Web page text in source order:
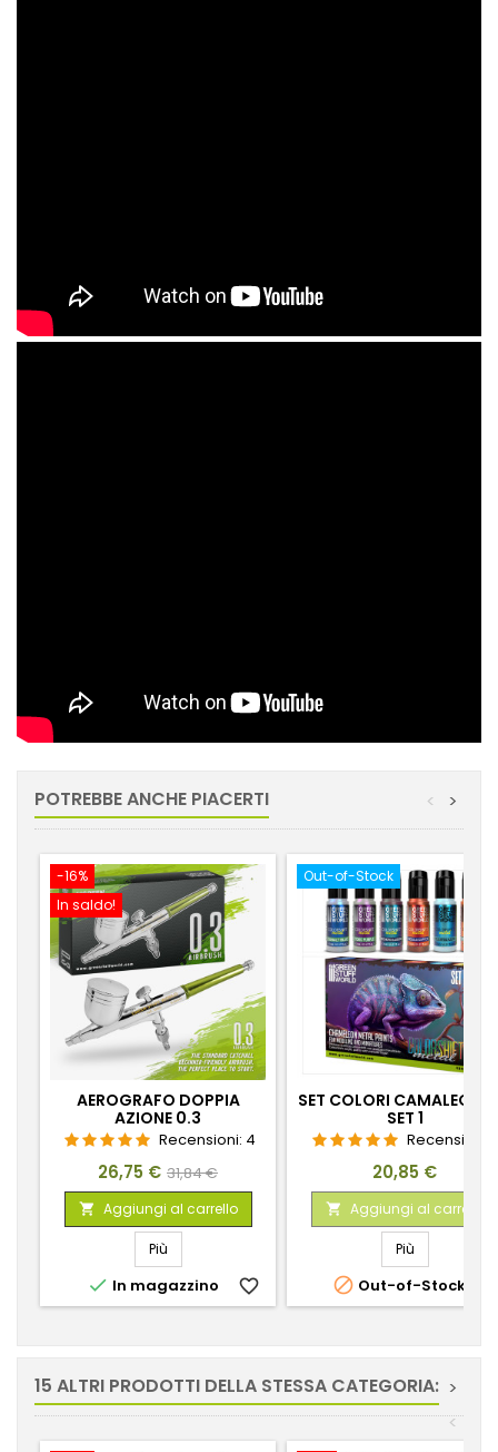
POTREBBE ANCHE PIACERTI >
<
-16%
In saldo!
AEROGRAFO DOPPIA
AZIONE 0.3
Recensioni: 4
Prezzo
26,75 € Prezzo
base
31,84 €
 Aggiungi al carrello
Più
 In magazzino favorite_border
Out-of-Stock
SET COLORI
SET 1
Recensioni:
Prezzo
20,85 €
 Aggiungi al carrello
Più
 Out-of-Stock
15 ALTRI PRODOTTI DELLA STESSA CATEGORIA: >
<